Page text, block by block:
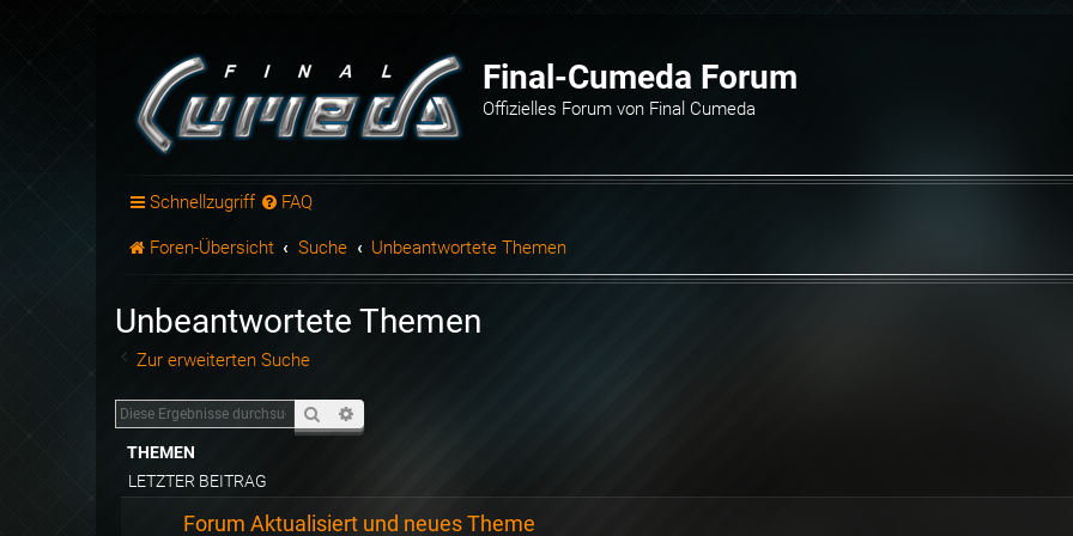
Final-Cumeda Forum
Offizielles Forum von Final Cumeda
Schnellzugriff FAQ
Foren-Übersicht Suche Unbeantwortete Themen
Unbeantwortete Themen
Zur erweiterten Suche
Suche
THEMEN
LETZTER BEITRAG
Forum Aktualisiert und neues Theme